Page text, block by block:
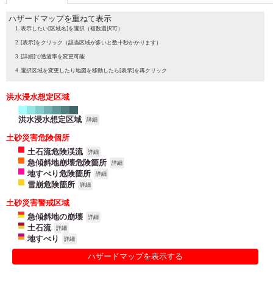
ハザードマップを重ねて表示
表示したい[区域名]を選択（複数選択可）
[表示]をクリック（該当区域が多いと数十秒かかります）
[詳細]で透過率を変更可能
選択区域を変更したり地図を移動したら[表示]を再クリック
洪水浸水想定区域
洪水浸水想定区域 詳細
土砂災害危険個所
土石流危険渓流
詳細
急傾斜地崩壊危険箇所 詳細
地すべり危険箇所 詳細
雪崩危険箇所 詳細
土砂災害警戒区域
急傾斜地の崩壊
詳細
土石流 詳細
地すべり 詳細
ハザードマップを表示する